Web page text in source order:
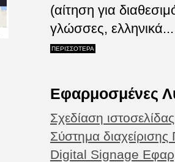
(αίτηση για
γλώσσες, ελληνικά...
ΠΕΡΙΣΣΟΤΕΡΑ
Εφαρμοσμένες
Σχεδίαση
Σύστημα
Digital Signage